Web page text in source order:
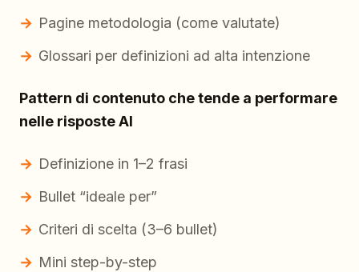
Pagine metodologia (come valutate)
Glossari per definizioni ad alta intenzione
Pattern di contenuto che tende a performare
nelle risposte AI
Definizione in 1–2 frasi
Bullet “ideale per”
Criteri di scelta (3–6 bullet)
Mini step-by-step